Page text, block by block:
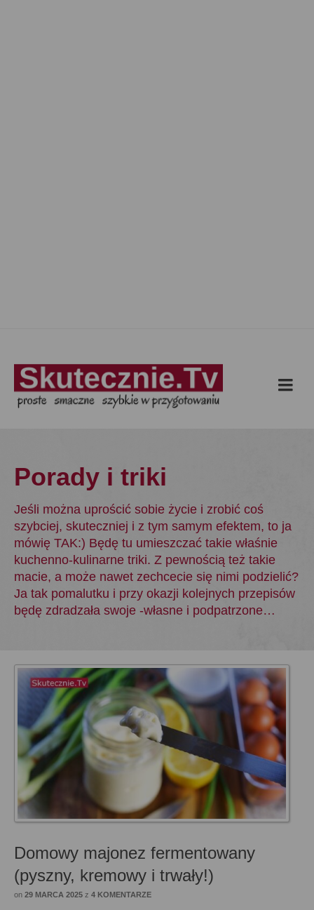
Porady i triki
Jeśli można uprościć sobie życie i zrobić coś
szybciej, skuteczniej i z tym samym efektem, to ja
mówię TAK:) Będę tu umieszczać takie właśnie
kuchenno-kulinarne triki. Z pewnością też takie
macie, a może nawet zechcecie się nimi podzielić?
Ja tak pomalutku i przy okazji kolejnych przepisów
będę zdradzała swoje -własne i podpatrzone…
Domowy majonez fermentowany
(pyszny, kremowy i trwały!)
on 29 MARCA 2025 z 4 KOMENTARZE